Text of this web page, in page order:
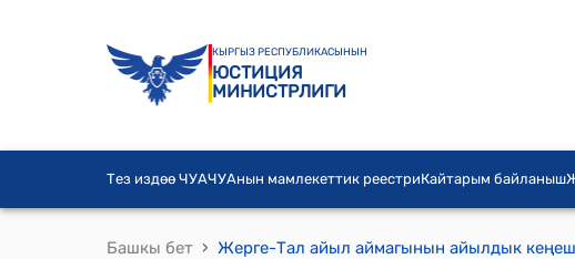
КЫРГЫЗ РЕСПУБЛИКАСЫНЫН
ЮСТИЦИЯ
МИНИСТРЛИГИ
Тез издөө ЧУАЧУАнын мамлекеттик реестриКайтарым байланыш
Башкы бет ›